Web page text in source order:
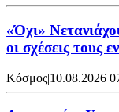
«Όχι»
οι σχέσεις τους
Κόσμος|10.08.2026